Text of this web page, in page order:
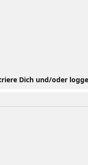
Dich und/oder